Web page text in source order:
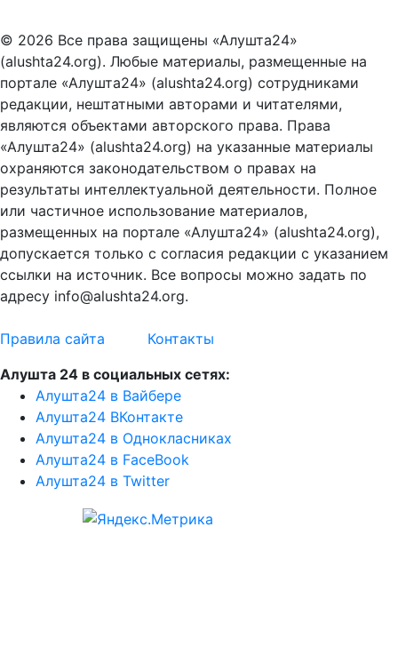
© 2026 Все права защищены «Алушта24»
(alushta24.org). Любые материалы, размещенные на
портале «Алушта24» (alushta24.org) сотрудниками
редакции, нештатными авторами и читателями,
являются объектами авторского права. Права
«Алушта24» (alushta24.org) на указанные материалы
охраняются законодательством о правах на
результаты интеллектуальной деятельности. Полное
или частичное использование материалов,
размещенных на портале «Алушта24» (alushta24.org),
допускается только с согласия редакции с указанием
ссылки на источник. Все вопросы можно задать по
адресу info@alushta24.org.
Правила сайта
Контакты
Алушта 24 в социальных сетях:
Алушта24 в Вайбере
Алушта24 ВКонтакте
Алушта24 в Однокласниках
Алушта24 в FaceBook
Алушта24 в Twitter